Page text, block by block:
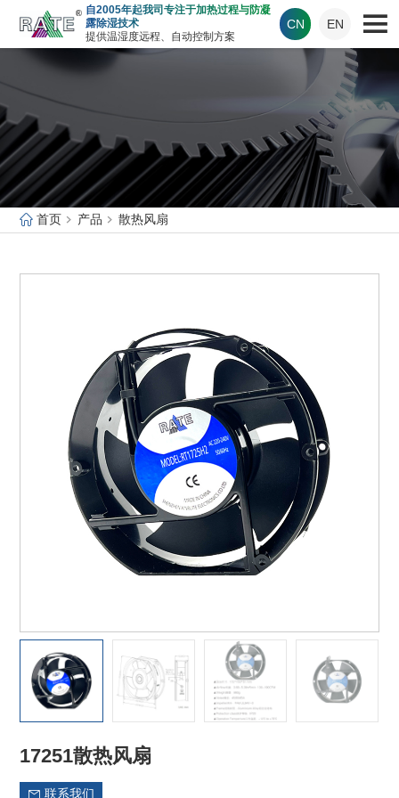
自2005年起我司专注于加热过程与防凝
露除湿技术
提供温湿度远程、自动控制方案
CN EN
首页 产品 散热风扇
17251散热风扇
联系我们